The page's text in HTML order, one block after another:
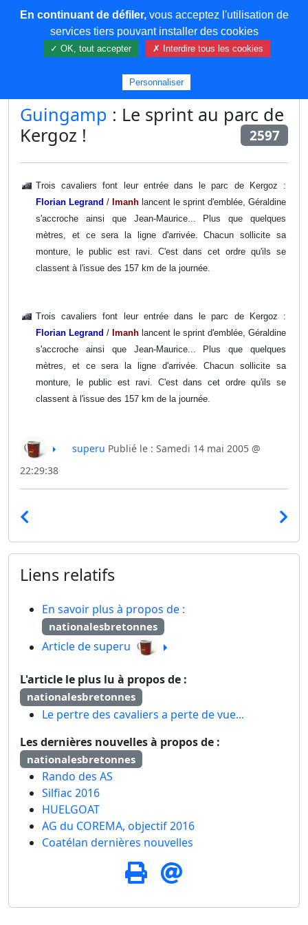
COREMA
Guingamp : Le sprint au parc de
Kergoz !
2597
Trois cavaliers font leur entrée dans le parc de Kergoz :
Florian Legrand / Imanh lancent le sprint d'emblée, Géraldine
s'accroche ainsi que Jean-Maurice... Plus que quelques
mètres, et ce sera la ligne d'arrivée. Chacun sollicite sa
monture, le public est ravi. C'est dans cet ordre qu'ils se
classent à l'issue des 157 km de la journée.
Trois cavaliers font leur entrée dans le parc de Kergoz :
Florian Legrand / Imanh lancent le sprint d'emblée, Géraldine
s'accroche ainsi que Jean-Maurice... Plus que quelques
mètres, et ce sera la ligne d'arrivée. Chacun sollicite sa
monture, le public est ravi. C'est dans cet ordre qu'ils se
classent à l'issue des 157 km de la journée.
superu Publié le : Samedi 14 mai 2005 @
22:29:38
Liens relatifs
En savoir plus à propos de :
nationalesbretonnes
Article de superu
L'article le plus lu à propos de :
nationalesbretonnes
Le pertre des cavaliers a perte de vue...
Les dernières nouvelles à propos de :
nationalesbretonnes
Rando des AS
Silfiac 2016
HUELGOAT
AG du COREMA, objectif 2016
Coatélan dernières nouvelles
En continuant de défiler,vous acceptez l'utilisation de
services tiers pouvant installer des cookies
✓ OK, tout accepter ✗ Interdire tous les cookies
Personnaliser